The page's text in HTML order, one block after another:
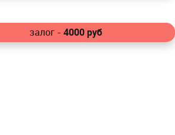
залог - 4000руб